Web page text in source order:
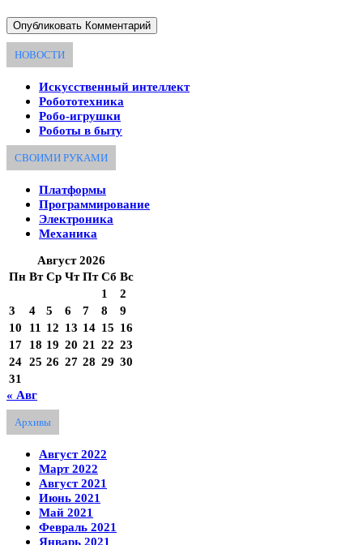
НОВОСТИ
Искусственный интеллект
Робототехника
Робо-игрушки
Роботы в быту
СВОИМИ РУКАМИ
Платформы
Программирование
Электроника
Механика
Август 2026
Пн Вт Ср Чт Пт Сб Вс
1
2
3
4 5 6 7 8
9
10
11 12 13 14 15 16
17
18 19 20 21 22 23
24 25 26 27 28 29 30
31
« Авг
Архивы
Август 2022
Март 2022
Август 2021
Июнь 2021
Май 2021
Февраль 2021
Январь 2021